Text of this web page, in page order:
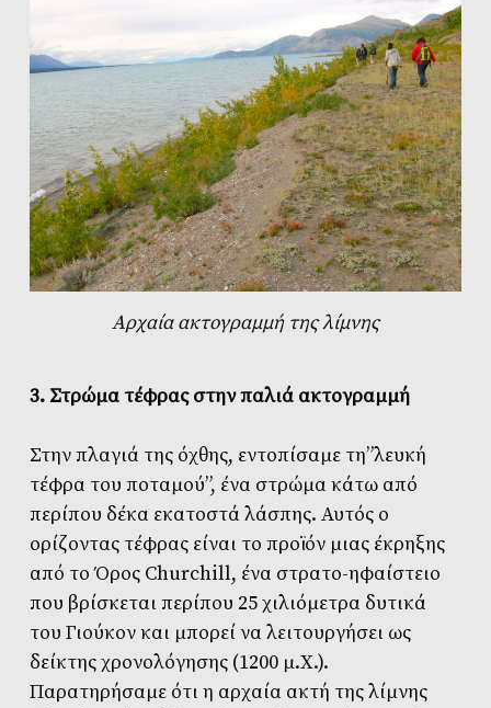
Αρχαία ακτογραμμή της λίμνης
3. Στρώμα τέφρας στην παλιά ακτογραμμή
Στην πλαγιά της όχθης, εντοπίσαμε τη”λευκή
τέφρα του ποταμού”, ένα στρώμα κάτω από
περίπου δέκα εκατοστά λάσπης. Αυτός ο
ορίζοντας τέφρας είναι το προϊόν μιας έκρηξης
από το Όρος Churchill, ένα στρατο-ηφαίστειο
που βρίσκεται περίπου 25 χιλιόμετρα δυτικά
του Γιούκον και μπορεί να λειτουργήσει ως
δείκτης χρονολόγησης (1200 μ.Χ.).
Παρατηρήσαμε ότι η αρχαία ακτή της λίμνης